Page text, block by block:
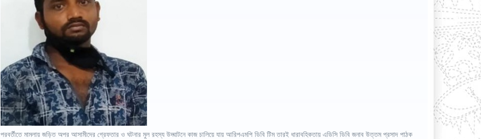
পরবর্তীতে মামলায় জড়িত অপর আসামীদের গ্রেফতার ও ঘটনার মুল রহস্য উদ্ঘাটনে কাজ চালিয়ে যায় আরিপএমপি ডিবি টিম তারই ধারাবহিকতায় এডিসি ডিবি জনাব উত্তম প্রসাদ পাঠক